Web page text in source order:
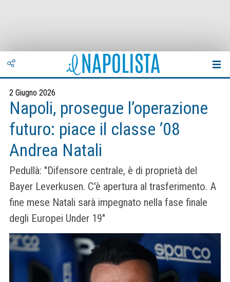
2 Giugno 2026
Napoli, prosegue l’operazione
futuro: piace il classe ’08
Andrea Natali
Pedullà: "Difensore centrale, è di proprietà del
Bayer Leverkusen. C'è apertura al trasferimento. A
fine mese Natali sarà impegnato nella fase finale
degli Europei Under 19"